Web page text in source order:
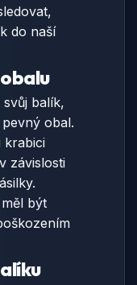
do naší
balík,
obal.
krabici
závislosti
být